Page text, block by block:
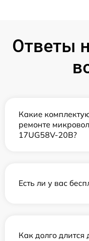
Ответы
Какие
ремонте
17UG58V-20B?
Есть ли у вас
Как долго длится